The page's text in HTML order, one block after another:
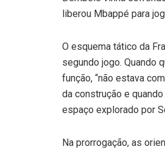
liberou Mbappé para
O esquema tático da
segundo jogo. Quando
função, “não estava
da construção e
espaço explorado por
Na prorrogação, as